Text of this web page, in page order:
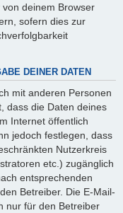
deinem Browser
sofern dies zur
DEINER DATEN
mit anderen Personen
dass die Daten deines
Internet öffentlich
jedoch festlegen, dass
Nutzerkreis
etc.) zugänglich
entsprechenden
Betreiber. Die E-Mail-
nur für den Betreiber